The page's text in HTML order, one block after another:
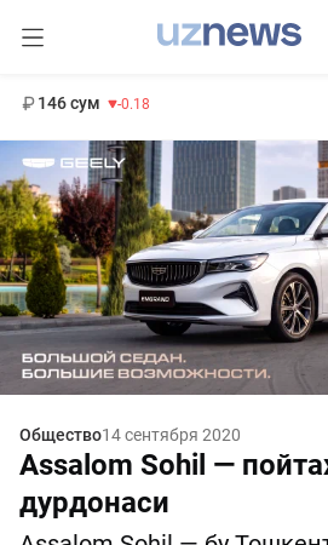
146 сум -0.18
Общество14 сентября 2020
Assalom Sohil —
дурдонаси